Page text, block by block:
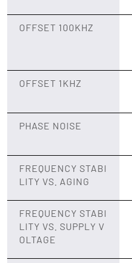
OFFSET 100KHZ
OFFSET 1KHZ
PHASE NOISE
FREQUENCY STABI
LITY VS. AGING
FREQUENCY STABI
LITY VS. SUPPLY V
OLTAGE